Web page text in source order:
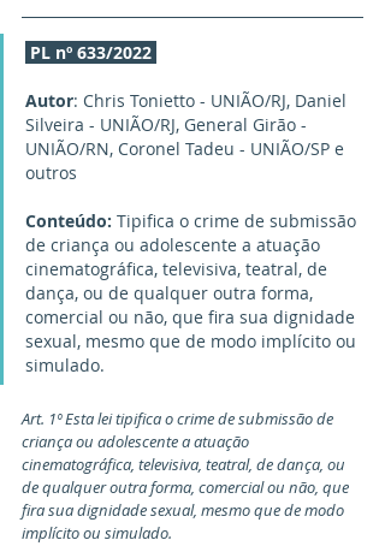
PL nº 633/2022
Autor: Chris Tonietto - UNIÃO/RJ, Daniel
Silveira - UNIÃO/RJ, General Girão -
UNIÃO/RN, Coronel Tadeu - UNIÃO/SP e
outros
Conteúdo: Tipifica o crime de submissão
de criança ou adolescente a atuação
cinematográfica, televisiva, teatral, de
dança, ou de qualquer outra forma,
comercial ou não, que fira sua dignidade
sexual, mesmo que de modo implícito ou
simulado.
Art. 1º Esta lei tipifica o crime de submissão de
criança ou adolescente a atuação
cinematográfica, televisiva, teatral, de dança, ou
de qualquer outra forma, comercial ou não, que
fira sua dignidade sexual, mesmo que de modo
implícito ou simulado.